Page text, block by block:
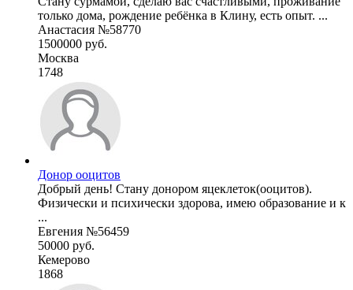
только дома, рождение ребёнка в Клину, есть опыт. ...
Анастасия №58770
1500000 руб.
Москва
1748
Донор ооцитов
Добрый день! Стану донором яцеклеток(ооцитов).
Физически и психически здорова, имею образование и к
...
Евгения №56459
50000 руб.
Кемерово
1868